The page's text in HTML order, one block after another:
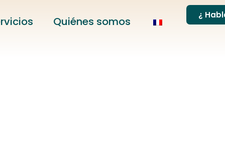
Quiénes somos ¿